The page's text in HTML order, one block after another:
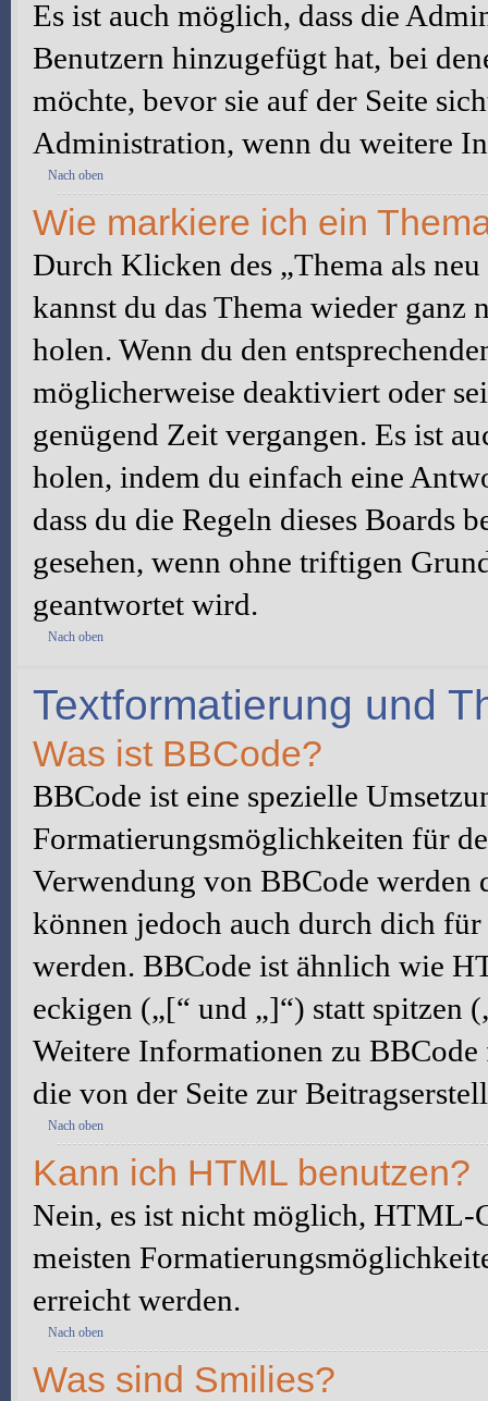
Es ist auch möglich, dass die
Benutzern hinzugefügt hat, bei
möchte, bevor sie auf der Seite
Administration, wenn du weitere
Nach oben
Wie markiere ich ein
Durch Klicken des „Thema als
kannst du das Thema wieder ganz
holen. Wenn du den
möglicherweise deaktiviert oder
genügend Zeit vergangen. Es ist
holen, indem du einfach eine
dass du die Regeln dieses Boards
gesehen, wenn ohne triftigen
geantwortet wird.
Nach oben
Textformatierung und
Was ist BBCode?
BBCode ist eine spezielle
Formatierungsmöglichkeiten für
Verwendung von BBCode
können jedoch auch durch dich
werden. BBCode ist ähnlich wie
eckigen („[“ und „]“) statt spitzen
Weitere Informationen zu
die von der Seite zur
Nach oben
Kann ich HTML benutzen?
Nein, es ist nicht möglich, HTML-
meisten
erreicht werden.
Nach oben
Was sind Smilies?